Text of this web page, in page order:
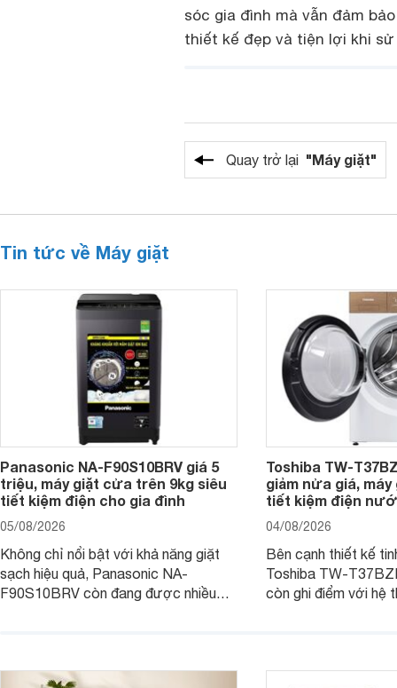
sóc gia đình mà vẫn đảm
thiết kế đẹp và tiện lợi khi sử
Quay trở lại "Máy giặt"
Tin tức về Máy giặt
Panasonic NA-F90S10BRV giá 5
triệu, máy giặt cửa trên 9kg siêu
tiết kiệm điện cho gia đình
05/08/2026
Không chỉ nổi bật với khả năng giặt
sạch hiệu quả, Panasonic NA-
F90S10BRV còn đang được nhiều
giặt cửa trên 9kg.
Toshiba TW-
giảm nửa giá,
tiết kiệm điện
04/08/2026
Bên cạnh thiết kế
Toshiba TW-
còn ghi điểm với hệ
giặt.